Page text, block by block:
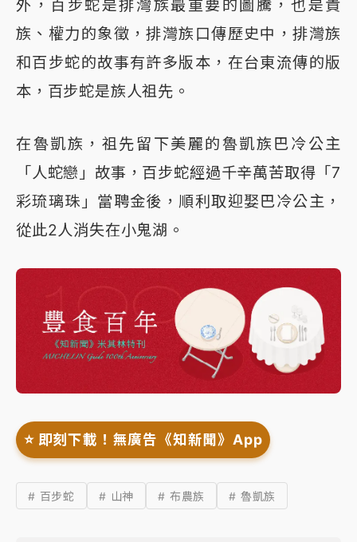
外，百步蛇是排灣族最重要的圖騰，也是貴
族、權力的象徵，排灣族口傳歷史中，排灣族
和百步蛇的故事有許多版本，在台東流傳的版
本，百步蛇是族人祖先。
在魯凱族，祖先留下美麗的魯凱族巴冷公主
「人蛇戀」故事，百步蛇經過千辛萬苦取得「7
彩琉璃珠」當聘金後，順利取迎娶巴冷公主，
從此2人消失在小鬼湖。
⭐️ 即刻下載！無廣告《知新聞》App
# 百步蛇 # 山神 # 布農族 # 魯凱族